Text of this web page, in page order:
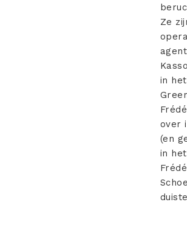
Ze
in
over
(en
in